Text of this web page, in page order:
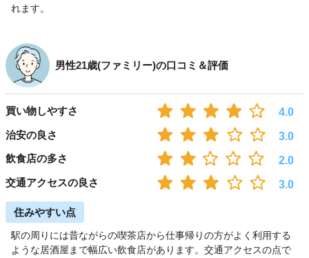
れます。
男性21歳(ファミリー)の口コミ＆評価
買い物しやすさ
4.0
治安の良さ
3.0
飲食店の多さ
2.0
交通アクセスの良さ
3.0
住みやすい点
駅の周りには昔ながらの喫茶店から仕事帰りの方がよく利用する
ような居酒屋まで幅広い飲食店があります。交通アクセスの点で